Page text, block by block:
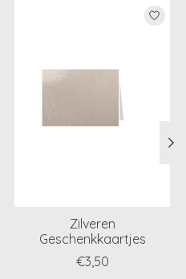
Zilveren
Geschenkkaartjes
€3,50